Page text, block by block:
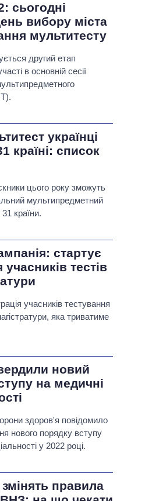
сьогодні
вибору міста
мультитесту
другий етап
в основній сесії
українці
країні: список
цього року зможуть
мультипредметний
країни.
стартує
учасників тестів
учасників тестування
яка триватиме
новий
на медичні
здоров'я повідомило
нового порядку вступу
у 2022 році.
правила